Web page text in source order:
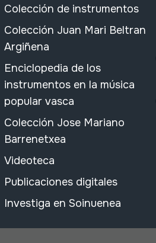
Colección de instrumentos
Colección Juan Mari Beltran
Argiñena
Enciclopedia de los
instrumentos en la música
popular vasca
Colección Jose Mariano
Barrenetxea
Videoteca
Publicaciones digitales
Investiga en Soinuenea